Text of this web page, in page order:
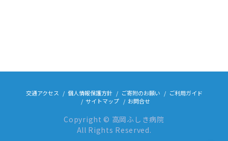
交通アクセス 個人情報保護方針 ご寄附のお願い
ご利用ガイド
サイトマップ
お問合せ
Copyright © 高岡ふしき病院
All Rights Reserved.